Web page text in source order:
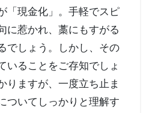
「現金化」。手軽でスピ
に惹かれ、藁にもすがる
でしょう。しかし、その
いることをご存知でしょ
りますが、一度立ち止ま
ついてしっかりと理解す